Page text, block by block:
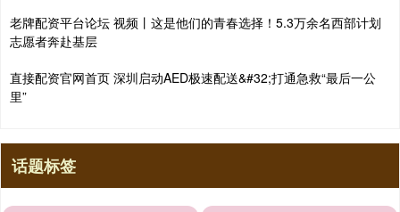
老牌配资平台论坛 视频丨这是他们的青春选择！5.3万余名西部计划
志愿者奔赴基层
直接配资官网首页 深圳启动AED极速配送&#32;打通急救“最后一公
里”
话题标签